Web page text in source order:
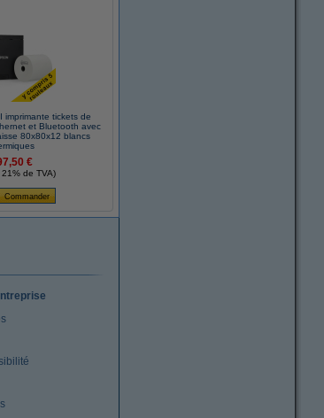
imprimante tickets de
et Bluetooth avec
80x80x12 blancs
€
de TVA)